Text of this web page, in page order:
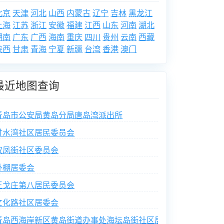
京 天津河北 山西 内蒙古辽宁 吉林黑龙江
海 江苏 浙江 安徽福建 江西 山东 河南 湖北
南 广东 广西 海南 重庆 四川 贵州 云南 西藏
西 甘肃 青海 宁夏 新疆 台湾 香港 澳门
近地图查询
岛市公安局黄岛分局唐岛湾派出所
水湾社区居民委员会
凤街社区委员会
棚居委会
戈庄第八居民委员会
化路社区居委会
岛西海岸新区黄岛街道办事处海坛岛街社区居民委员会